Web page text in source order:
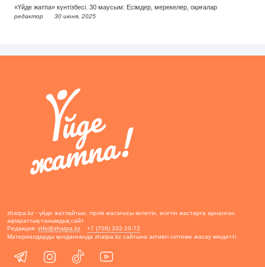
«Үйде жатпа» күнтізбесі. 30 маусым: Есімдер, мерекелер, оқиғалар
редактор 30 июня, 2025
zhatpa.kz - үйде жатпайтын, тірлік жасағысы келетін, өсетін жастарға арналған
ақпараттық-танымдық сайт
Редакция: info@zhatpa.kz
+7 (708) 332-10-72
Материалдарды қолданғанда zhatpa.kz сайтына активті сілтеме жасау міндетті